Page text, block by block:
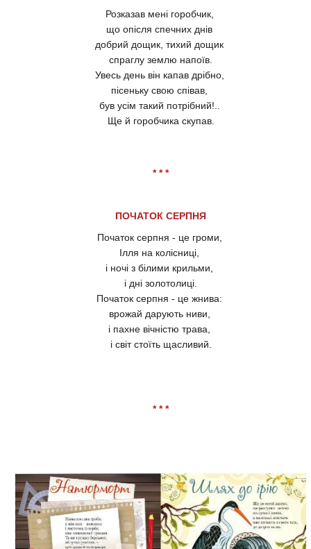
Розказав мені горобчик,
що опісля спечних днів
добрий дощик, тихий дощик
спраглу землю напоїв.
Увесь день він капав дрібно,
пісеньку свою співав,
був усім такий потрібний!..
Ще й горобчика скупав.
* * *
ПОЧАТОК СЕРПНЯ
Початок серпня - це громи,
Ілля на колісниці,
і ночі з білими крильми,
і дні золотолиці.
Початок серпня - це жнива:
врожай дарують ниви,
і пахне вічністю трава,
і світ стоїть щасливий.
* * *